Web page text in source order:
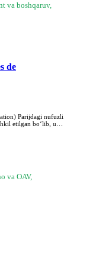
va boshqaruv,
de
Parijdagi nufuzli
etilgan bo‘lib, u…
va OAV,